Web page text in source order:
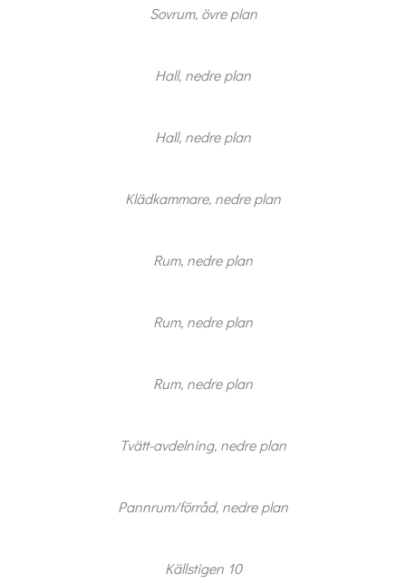
Sovrum, övre plan
Hall, nedre plan
Hall, nedre plan
Klädkammare, nedre plan
Rum, nedre plan
Rum, nedre plan
Rum, nedre plan
Tvätt-avdelning, nedre plan
Pannrum/förråd, nedre plan
Källstigen 10
Jag är intresserad